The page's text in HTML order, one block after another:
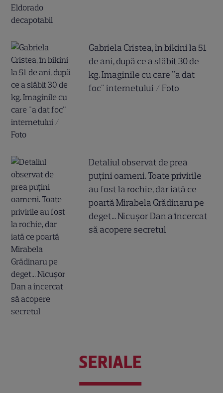
Gabriela Cristea, în bikini la 51
de ani, după ce a slăbit 30 de
kg. Imaginile cu care "a dat
foc" internetului / Foto
Detaliul observat de prea
puțini oameni. Toate privirile
au fost la rochie, dar iată ce
poartă Mirabela Grădinaru pe
deget... Nicușor Dan a încercat
să acopere secretul
SERIALE